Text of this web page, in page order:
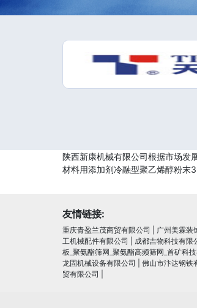
陕西新康机械有限公司根据市场发
材料用添加剂冷融型聚乙烯醇粉末
友情链接:
重庆青盈兰茂商贸有限公司 广州美霖装
工机械配件有限公司
成都吉物科技有限
板_聚氨酯筛网_聚氨酯高频筛网_首矿科
龙固机械设备有限公司
佛山市汴达钢铁
贸有限公司